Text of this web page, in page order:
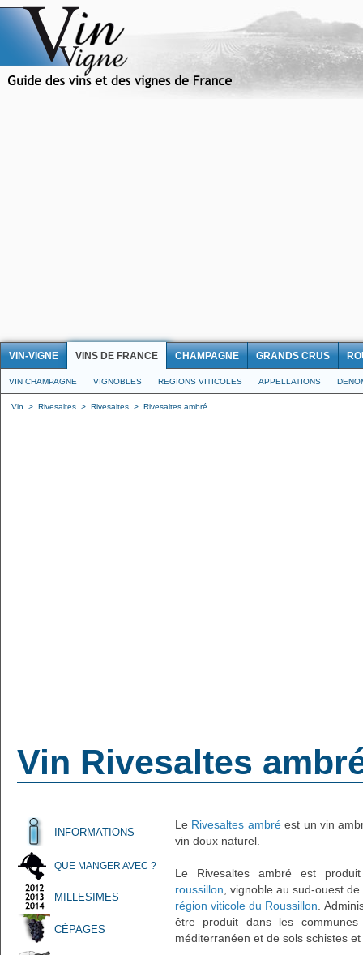
VIN-VIGNE VINS DE FRANCE CHAMPAGNE GRANDS CRUS
VIN CHAMPAGNE VIGNOBLES REGIONS VITICOLES APPELLATIONS
Vin > Rivesaltes > Rivesaltes > Rivesaltes ambré
Vin Rivesaltes
INFORMATIONS
QUE MANGER AVEC ?
MILLESIMES
CÉPAGES
Le Rivesaltes ambréest un vin
vin doux naturel.
Le Rivesaltes ambré est
roussillon , vignoble au sud-ouest
région viticole du Roussillon .
être produit dans les
méditerranéen et de sols schistes